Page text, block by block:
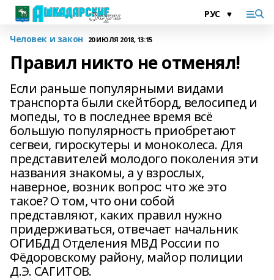
Человек и закон 20 ИЮЛЯ 2018, 13:15
Правил никто не отменял!
Если раньше популярными видами
транспорта были скейтборд, велосипед и
мопеды, то в последнее время всё
большую популярность приобретают
сегвеи, гироскутеры и моноколеса. Для
представителей молодого поколения эти
названия знакомы, а у взрослых,
наверное, возник вопрос: что же это
такое? О том, что они собой
представляют, каких правил нужно
придерживаться, отвечает начальник
ОГИБДД Отделения МВД России по
Фёдоровскому району, майор полиции
Д.Э. САГИТОВ.